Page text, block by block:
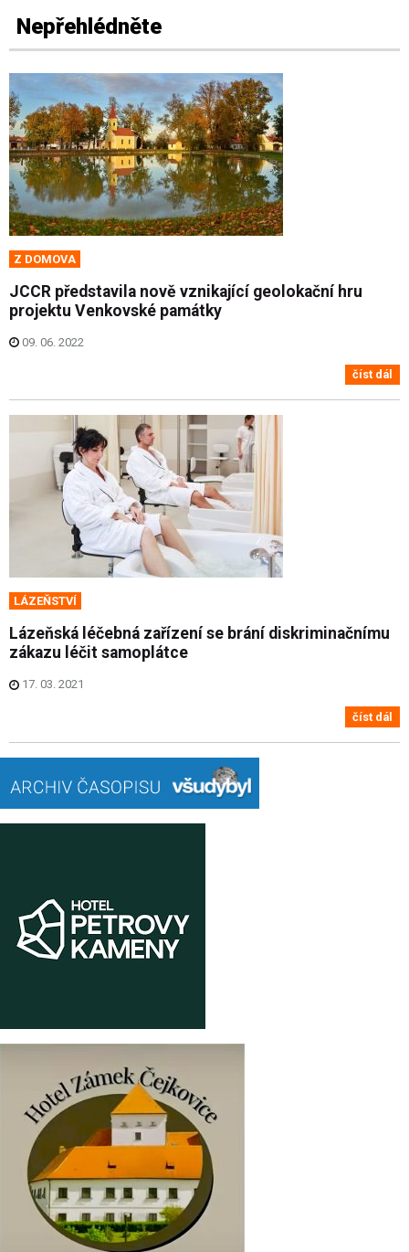
Nepřehlédněte
Z DOMOVA
JCCR představila nově vznikající geolokační hru
projektu Venkovské památky
09. 06. 2022
číst dál
LÁZEŇSTVÍ
Lázeňská léčebná zařízení se brání diskriminačnímu
zákazu léčit samoplátce
17. 03. 2021
číst dál